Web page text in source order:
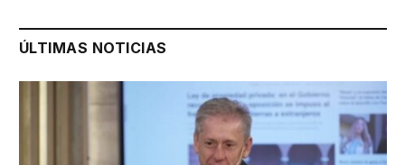
ÚLTIMAS NOTICIAS